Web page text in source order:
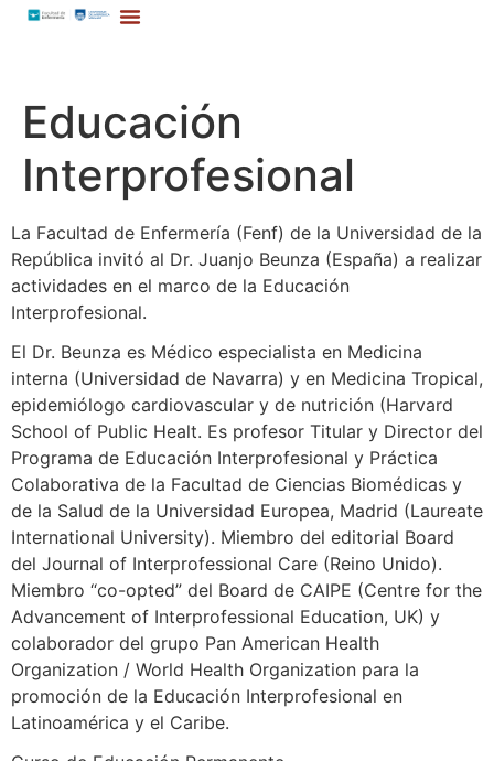
Educación
Interprofesional
La Facultad de Enfermería (Fenf) de la Universidad de la
República invitó al Dr. Juanjo Beunza (España) a realizar
actividades en el marco de la Educación
Interprofesional.
El Dr. Beunza es Médico especialista en Medicina
interna (Universidad de Navarra) y en Medicina Tropical,
epidemiólogo cardiovascular y de nutrición (Harvard
School of Public Healt. Es profesor Titular y Director del
Programa de Educación Interprofesional y Práctica
Colaborativa de la Facultad de Ciencias Biomédicas y
de la Salud de la Universidad Europea, Madrid (Laureate
International University). Miembro del editorial Board
del Journal of Interprofessional Care (Reino Unido).
Miembro “co-opted” del Board de CAIPE (Centre for the
Advancement of Interprofessional Education, UK) y
colaborador del grupo Pan American Health
Organization / World Health Organization para la
promoción de la Educación Interprofesional en
Latinoamérica y el Caribe.